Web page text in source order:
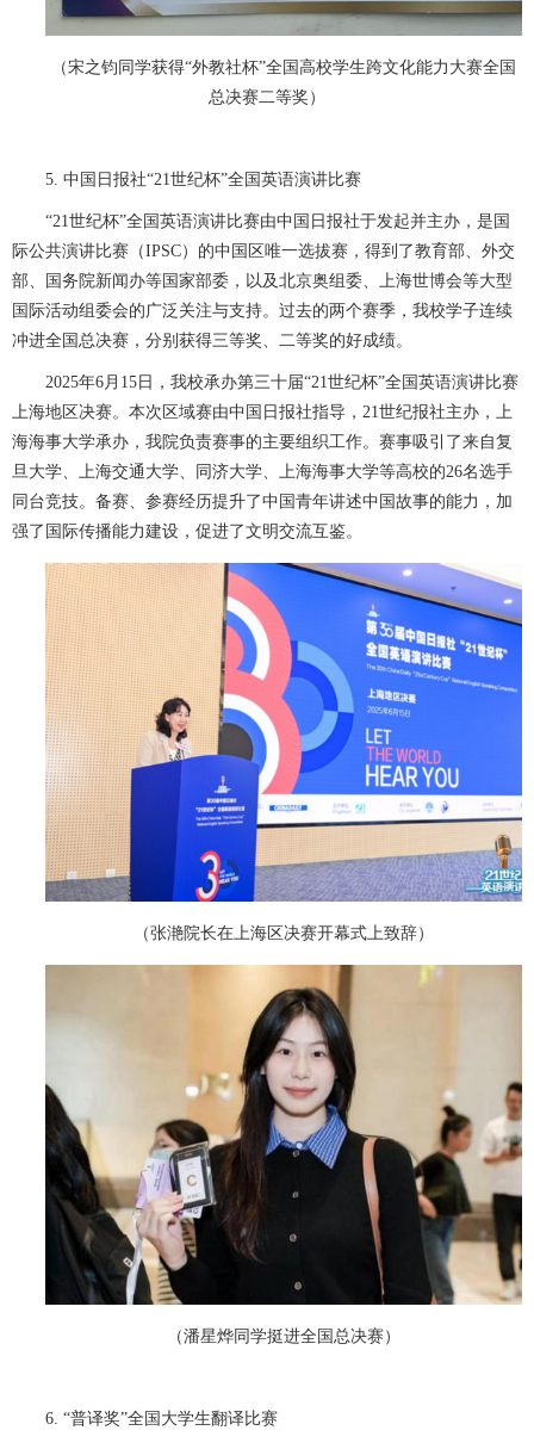
（宋之钧同学获得“外教社杯”全国高校学生跨文化能力大赛全国
总决赛二等奖）
5. 中国日报社“21世纪杯”全国英语演讲比赛
“21世纪杯”全国英语演讲比赛由中国日报社于发起并主办，是国
际公共演讲比赛（IPSC）的中国区唯一选拔赛，得到了教育部、外交
部、国务院新闻办等国家部委，以及北京奥组委、上海世博会等大型
国际活动组委会的广泛关注与支持。过去的两个赛季，我校学子连续
冲进全国总决赛，分别获得三等奖、二等奖的好成绩。
2025年6月15日，我校承办第三十届“21世纪杯”全国英语演讲比赛
上海地区决赛。本次区域赛由中国日报社指导，21世纪报社主办，上
海海事大学承办，我院负责赛事的主要组织工作。赛事吸引了来自复
旦大学、上海交通大学、同济大学、上海海事大学等高校的26名选手
同台竞技。备赛、参赛经历提升了中国青年讲述中国故事的能力，加
强了国际传播能力建设，促进了文明交流互鉴。
（张滟院长在上海区决赛开幕式上致辞）
（潘星烨同学挺进全国总决赛）
6. “普译奖”全国大学生翻译比赛